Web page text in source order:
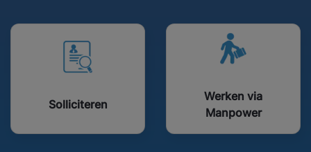
Solliciteren
Werken via
Manpower